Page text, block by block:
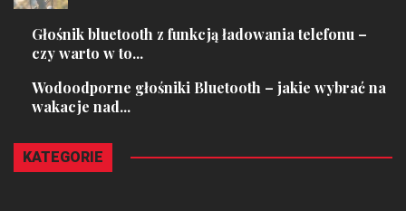
Głośnik bluetooth z funkcją ładowania telefonu –
czy warto w to...
Wodoodporne głośniki Bluetooth – jakie wybrać na
wakacje nad...
KATEGORIE